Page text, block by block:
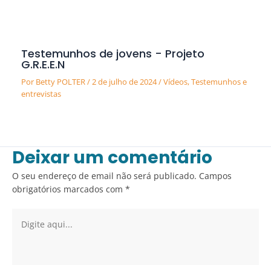
Testemunhos de jovens - Projeto
G.R.E.E.N
Por Betty POLTER/2 de julho de 2024/Vídeos,Testemunhos e
entrevistas
Deixar um comentário
O seu endereço de email não será publicado. Campos
obrigatórios marcados com *
aqui...